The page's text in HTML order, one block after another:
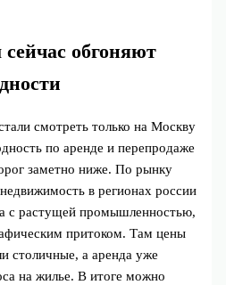
обгоняют
смотреть только на Москву
по аренде и перепродаже
заметно ниже. По рынку
в регионах россии
с растущей промышленностью,
притоком. Там цены
столичные, а аренда уже
на жилье. В итоге можно